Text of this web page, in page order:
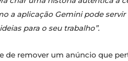
a aplicação Gemini pode
para o seu trabalho”.
de remover um anúncio que